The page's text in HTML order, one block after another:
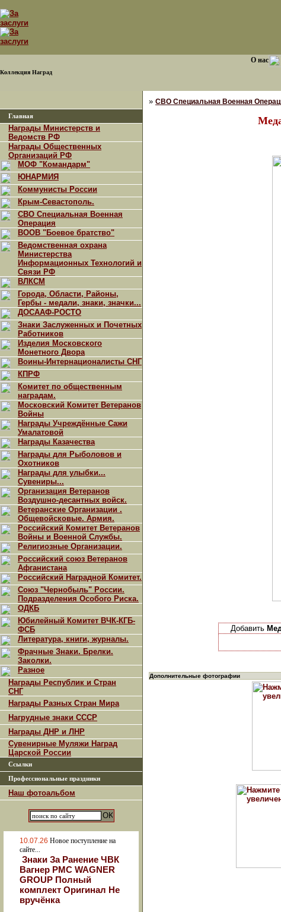
Коллекция Наград
О нас
Главная
Награды Министерств и
Ведомств РФ
Награды Общественных
Организаций РФ
МОФ "Командарм"
ЮНАРМИЯ
Коммунисты России
Крым-Севастополь.
СВО Специальная Военная
Операция
ВООВ "Боевое братство"
Ведомственная охрана
Министерства
Информационных Технологий и
Связи РФ
ВЛКСМ
Города, Области, Районы,
Гербы - медали, знаки, значки...
ДОСААФ-РОСТО
Знаки Заслуженных и Почетных
Работников
Изделия Московского
Монетного Двора
Воины-Интернационалисты СНГ
КПРФ
Комитет по общественным
наградам.
Московский Комитет Ветеранов
Войны
Награды Учреждённые Сажи
Умалатовой
Награды Казачества
Награды для Рыболовов и
Охотников
Награды для улыбки...
Сувениры...
Организация Ветеранов
Воздушно-десантных войск.
Ветеранские Организации .
Общевойсковые. Армия.
Российский Комитет Ветеранов
Войны и Военной Службы.
Религиозные Организации.
Российский союз Ветеранов
Афганистана
Российский Наградной Комитет.
Союз "Чернобыль" России.
Подразделения Особого Риска.
ОДКБ
Юбилейный Комитет ВЧК-КГБ-
ФСБ
Литература, книги, журналы.
Фрачные Знаки. Брелки.
Заколки.
Разное
Награды Республик и Стран
СНГ
Награды Разных Стран Мира
Нагрудные знаки СССР
Награды ДНР и ЛНР
Сувенирные Муляжи Наград
Царской России
Ссылки
Профессиональные праздники
Наш фотоальбом
10.07.26 Новое поступление на
сайте...
Знаки За Ранение ЧВК
Вагнер РМС WAGNER
GROUP Полный
комплект Оригинал Не
вручёнка
» СВО Специальная Военная
Добавить
Дополнительные фотографии